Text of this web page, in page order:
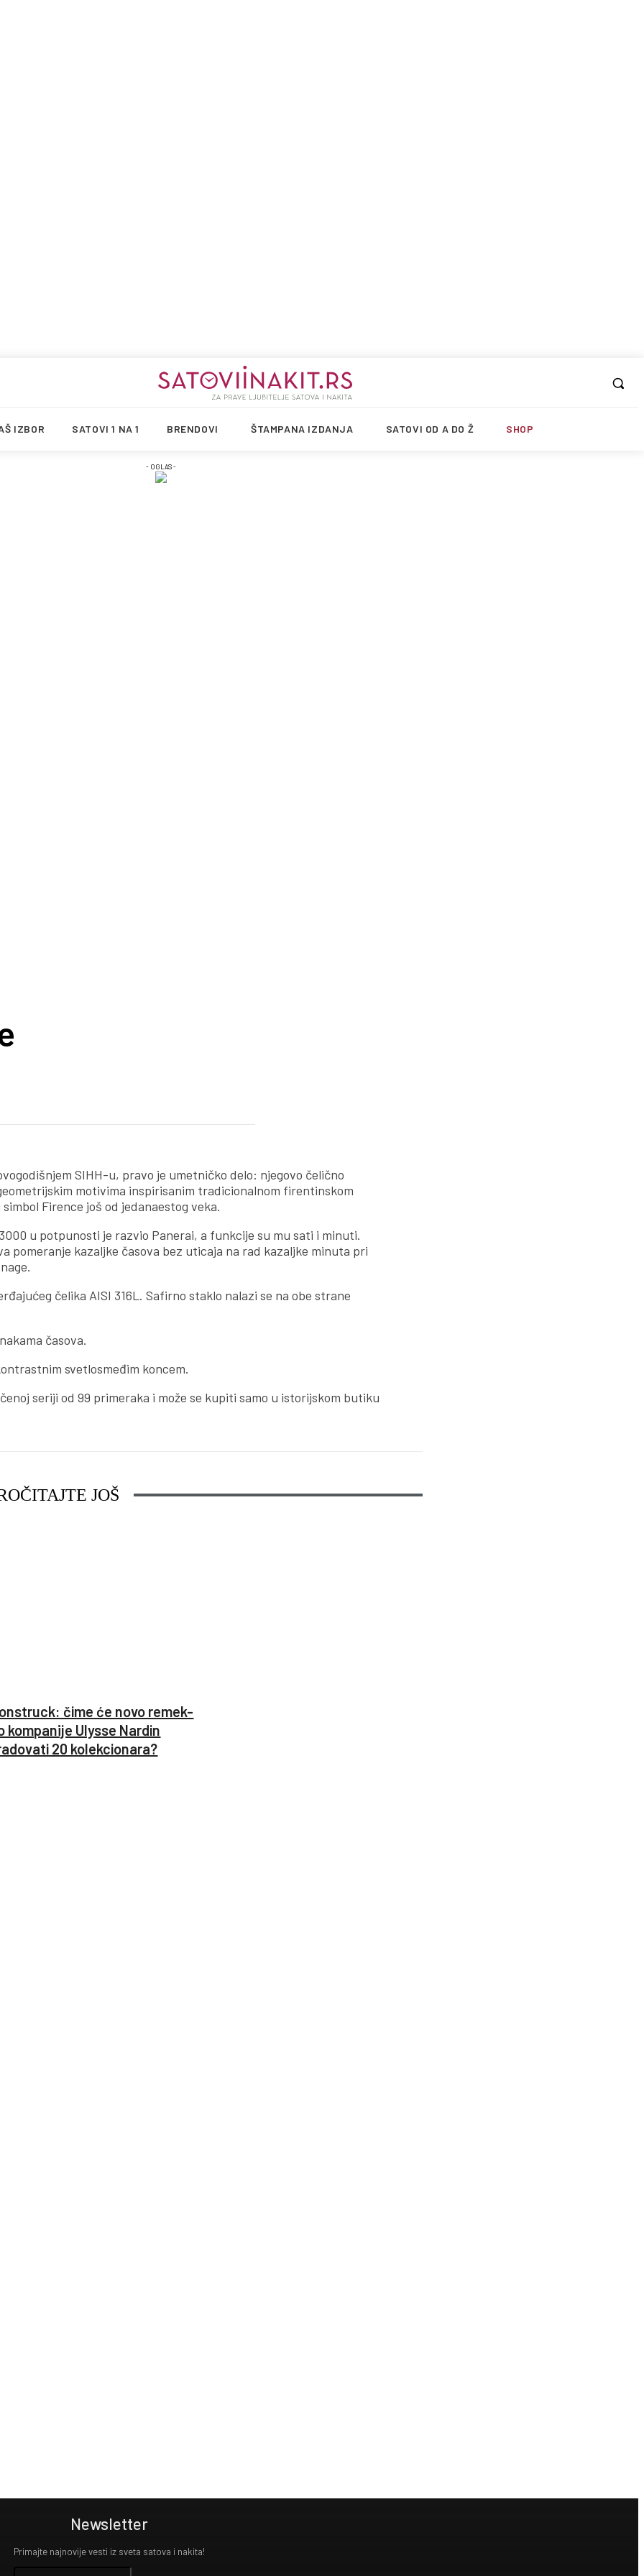
IZBOR SATOVI 1 NA 1 BRENDOVI ŠTAMPANA IZDANJA SATOVI OD A DO Ž SHOP
- OGLAS -
SIHH-u, pravo je umetničko delo: njegovo čelično
motivima inspirisanim tradicionalnom firentinskom
Firence još od jedanaestog veka.
u potpunosti je razvio Panerai, a funkcije su mu sati i minuti.
pomeranje kazaljke časova bez uticaja na rad kazaljke minuta pri
čelika AISI 316L. Safirno staklo nalazi se na obe strane
časova.
svetlosmeđim koncem.
seriji od 99 primeraka i može se kupiti samo u istorijskom butiku
JOŠ
čime će novo remek-
kompanije Ulysse Nardin
20 kolekcionara?
Newsletter
Primajte najnovije vesti iz sveta satova i nakita!